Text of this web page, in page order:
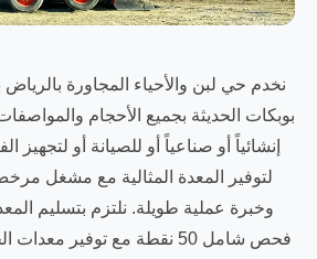
نخدم حي لبن والأحياء المجاورة
بوبكات الحديثة بجميع الأحجام
إنشائياً أو صناعياً أو للصيانة أو لتجهيز
وخبرة عملية طويلة. نلتزم بتسليم